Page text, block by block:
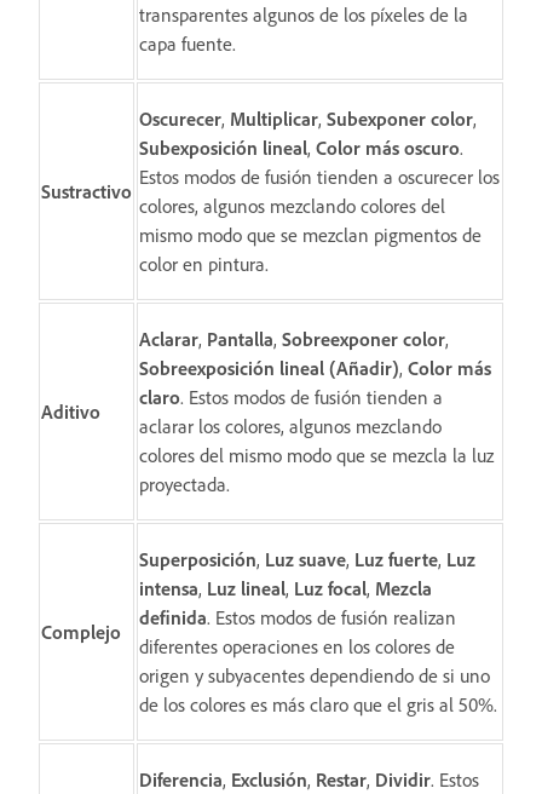
transparentes algunos de los píxeles de la
capa fuente.
Sustractivo
Oscurecer, Multiplicar, Subexponer color,
Subexposición lineal, Color más oscuro.
Estos modos de fusión tienden a oscurecer los
colores, algunos mezclando colores del
mismo modo que se mezclan pigmentos de
color en pintura.
Aditivo
Aclarar, Pantalla, Sobreexponer color,
Sobreexposición lineal (Añadir), Color más
claro. Estos modos de fusión tienden a
aclarar los colores, algunos mezclando
colores del mismo modo que se mezcla la luz
proyectada.
Complejo
Superposición, Luz suave, Luz fuerte, Luz
intensa, Luz lineal, Luz focal, Mezcla
definida. Estos modos de fusión realizan
diferentes operaciones en los colores de
origen y subyacentes dependiendo de si uno
de los colores es más claro que el gris al 50%.
Diferencia, Exclusión, Restar, Dividir. Estos